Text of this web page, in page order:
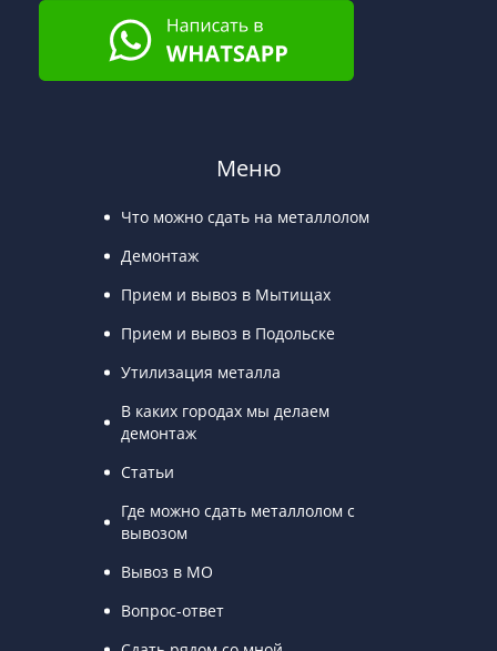
Меню
Что можно сдать на металлолом
Демонтаж
Прием и вывоз в Мытищах
Прием и вывоз в Подольске
Утилизация металла
В каких городах мы делаем
демонтаж
Статьи
Где можно сдать металлолом с
вывозом
Вывоз в МО
Вопрос-ответ